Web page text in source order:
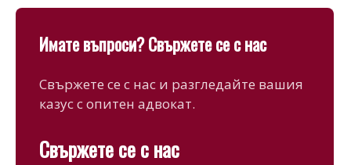
Имате въпроси? Свържете се с нас
Свържете се с нас и разгледайте вашия
казус с опитен адвокат.
Свържете се с нас